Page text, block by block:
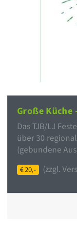
Große Küche
Das TJB/LJ
über 30
(gebundene
€ 20,- (zzgl.